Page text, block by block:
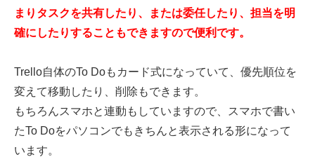
まりタスクを共有したり、または委任したり、担当を明
確にしたりすることもできますので便利です。
Trello自体のTo Doもカード式になっていて、優先順位を
変えて移動したり、削除もできます。
もちろんスマホと連動もしていますので、スマホで書い
たTo Doをパソコンでもきちんと表示される形になって
います。